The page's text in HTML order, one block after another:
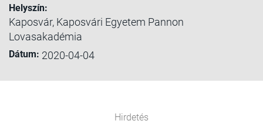
Helyszín:
Kaposvár, Kaposvári Egyetem Pannon
Lovasakadémia
Dátum: 2020-04-04
Hirdetés